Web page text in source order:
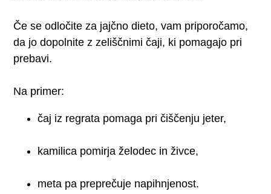
Če se odločite za jajčno dieto, vam priporočamo,
da jo dopolnite z zeliščnimi čaji, ki pomagajo pri
prebavi.
Na primer:
čaj iz regrata pomaga pri čiščenju jeter,
kamilica pomirja želodec in živce,
meta pa preprečuje napihnjenost.